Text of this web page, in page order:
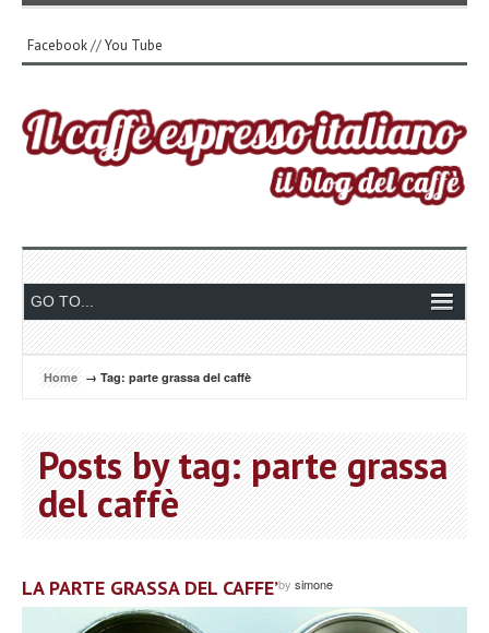
Facebook//You Tube
Home → Tag: parte grassa del caffè
Posts by tag: parte grassa
del caffè
LA PARTE GRASSA DEL CAFFE’by simone